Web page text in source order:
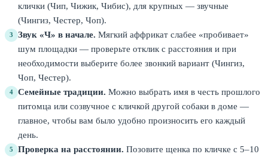
клички (Чип, Чижик, Чибис), для крупных — звучные
(Чингиз, Честер, Чоп).
3 Звук «Ч» в начале. Мягкий аффрикат слабее «пробивает»
шум площадки — проверьте отклик с расстояния и при
необходимости выберите более звонкий вариант (Чингиз,
Чоп, Честер).
4 Семейные традиции. Можно выбрать имя в честь прошлого
питомца или созвучное с кличкой другой собаки в доме —
главное, чтобы вам было удобно произносить его каждый
день.
5 Проверка на расстоянии. Позовите щенка по кличке с 5–10